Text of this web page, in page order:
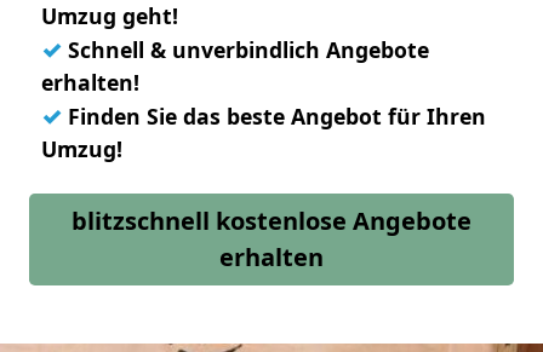
Umzug geht!
✓ Schnell & unverbindlich Angebote
erhalten!
✓ Finden Sie das beste Angebot für Ihren
Umzug!
blitzschnell kostenlose Angebote
erhalten